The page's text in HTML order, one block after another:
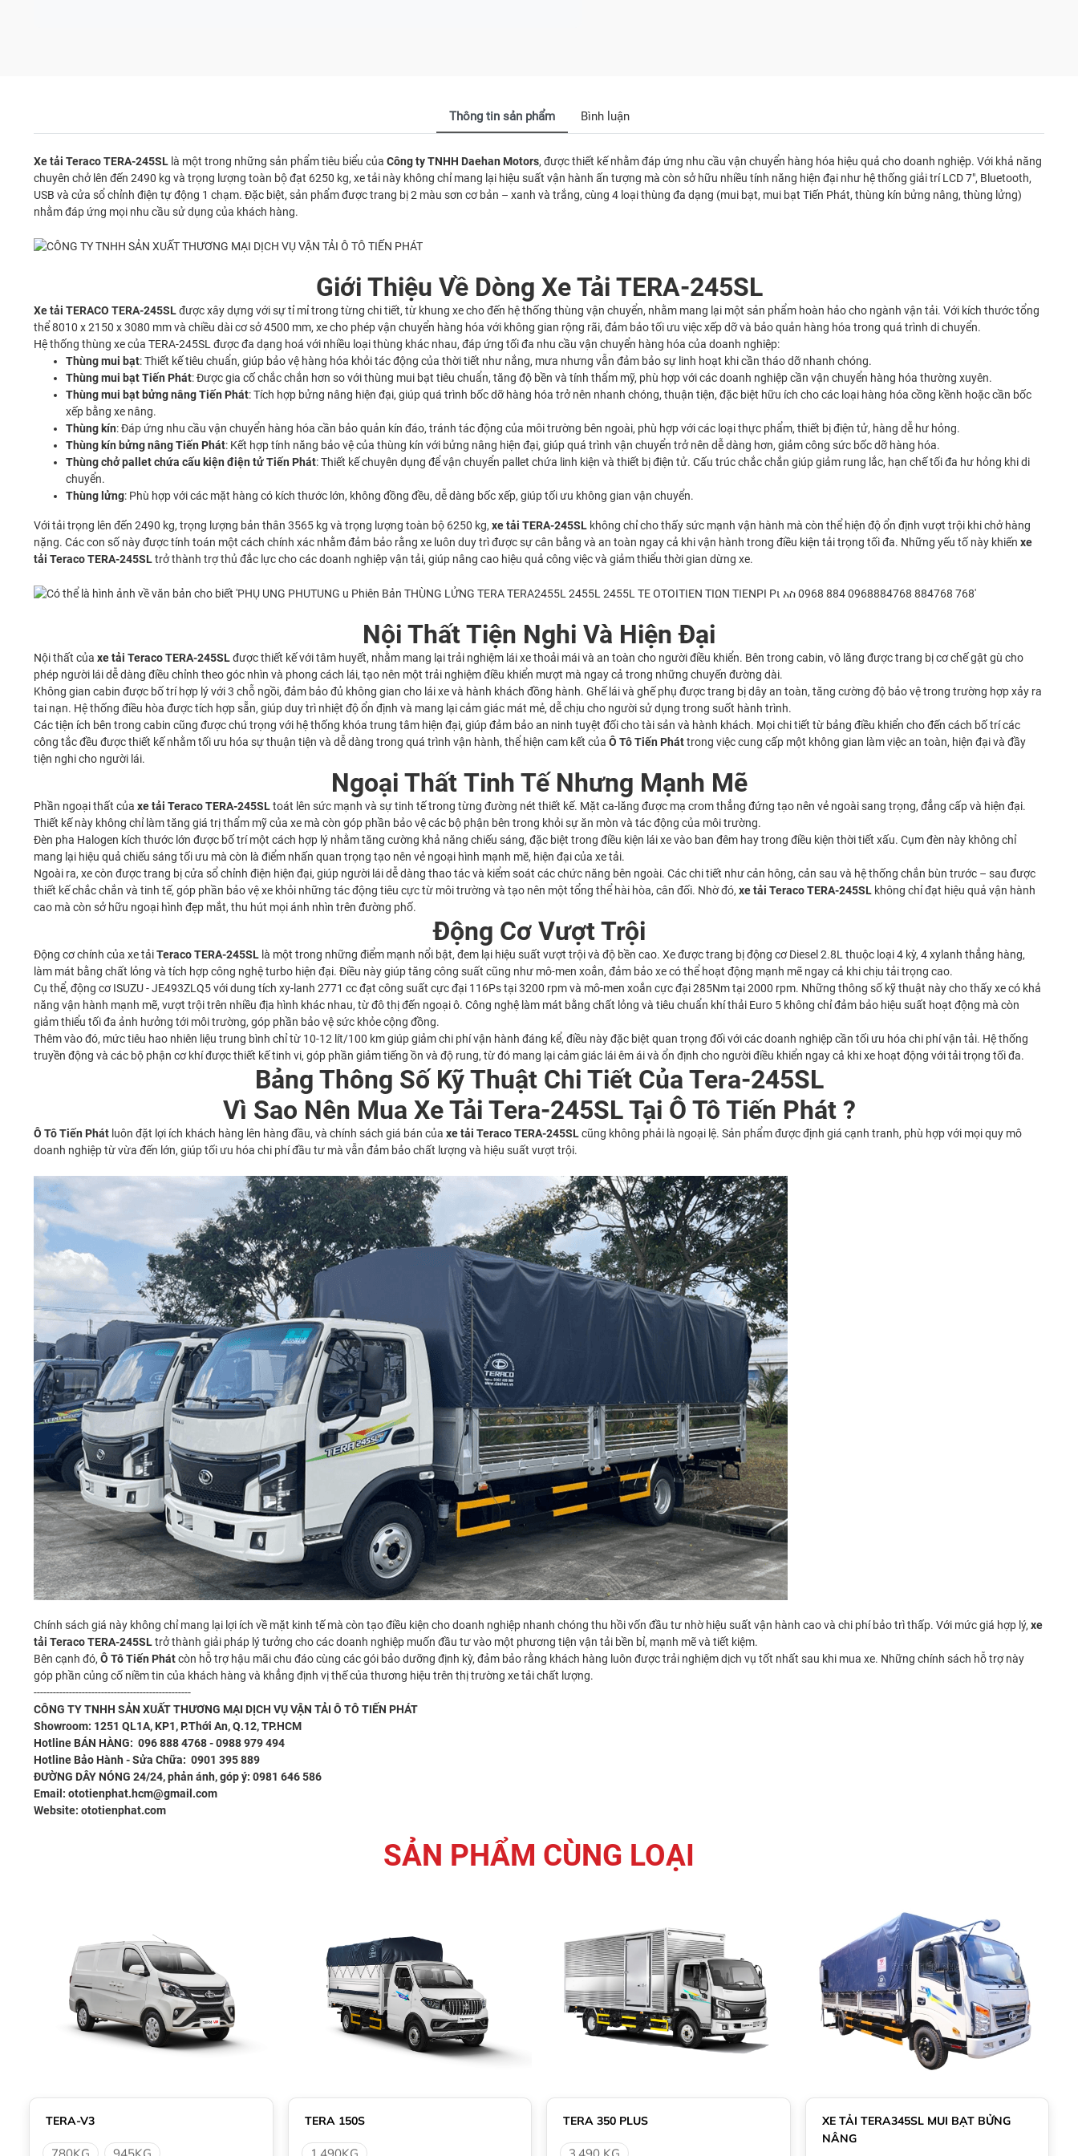
Thông tin sản phẩm Bình luận
Xe tải Teraco TERA-245SL là một trong những sản phẩm tiêu biểu của Công ty TNHH Daehan Motors, được thiết kế nhằm đáp ứng nhu cầu vận chuyển hàng hóa hiệu quả cho doanh nghiệp. Với khả năng
chuyên chở lên đến 2490 kg và trọng lượng toàn bộ đạt 6250 kg, xe tải này không chỉ mang lại hiệu suất vận hành ấn tượng mà còn sở hữu nhiều tính năng hiện đại như hệ thống giải trí LCD 7", Bluetooth,
USB và cửa sổ chỉnh điện tự động 1 chạm. Đặc biệt, sản phẩm được trang bị 2 màu sơn cơ bản – xanh và trắng, cùng 4 loại thùng đa dạng (mui bạt, mui bạt Tiến Phát, thùng kín bửng nâng, thùng lửng)
nhằm đáp ứng mọi nhu cầu sử dụng của khách hàng.
Giới Thiệu Về Dòng Xe Tải TERA-245SL
Xe tải TERACO TERA-245SLđược xây dựng với sự tỉ mỉ trong từng chi tiết, từ khung xe cho đến hệ thống thùng vận chuyển, nhằm mang lại một sản phẩm hoàn hảo cho ngành vận tải. Với kích thước tổng
thể 8010 x 2150 x 3080 mm và chiều dài cơ sở 4500 mm, xe cho phép vận chuyển hàng hóa với không gian rộng rãi, đảm bảo tối ưu việc xếp dỡ và bảo quản hàng hóa trong quá trình di chuyển.
Hệ thống thùng xe của TERA-245SL được đa dạng hoá với nhiều loại thùng khác nhau, đáp ứng tối đa nhu cầu vận chuyển hàng hóa của doanh nghiệp:
Thùng mui bạt: Thiết kế tiêu chuẩn, giúp bảo vệ hàng hóa khỏi tác động của thời tiết như nắng, mưa nhưng vẫn đảm bảo sự linh hoạt khi cần tháo dỡ nhanh chóng.
Thùng mui bạt Tiến Phát: Được gia cố chắc chắn hơn so với thùng mui bạt tiêu chuẩn, tăng độ bền và tính thẩm mỹ, phù hợp với các doanh nghiệp cần vận chuyển hàng hóa thường xuyên.
Thùng mui bạt bửng nâng Tiến Phát: Tích hợp bửng nâng hiện đại, giúp quá trình bốc dỡ hàng hóa trở nên nhanh chóng, thuận tiện, đặc biệt hữu ích cho các loại hàng hóa cồng kềnh hoặc cần bốc
xếp bằng xe nâng.
Thùng kín: Đáp ứng nhu cầu vận chuyển hàng hóa cần bảo quản kín đáo, tránh tác động của môi trường bên ngoài, phù hợp với các loại thực phẩm, thiết bị điện tử, hàng dễ hư hỏng.
Thùng kín bửng nâng Tiến Phát: Kết hợp tính năng bảo vệ của thùng kín với bửng nâng hiện đại, giúp quá trình vận chuyển trở nên dễ dàng hơn, giảm công sức bốc dỡ hàng hóa.
Thùng chở pallet chứa cấu kiện điện tử Tiến Phát: Thiết kế chuyên dụng để vận chuyển pallet chứa linh kiện và thiết bị điện tử. Cấu trúc chắc chắn giúp giảm rung lắc, hạn chế tối đa hư hỏng khi di
chuyển.
Thùng lửng: Phù hợp với các mặt hàng có kích thước lớn, không đồng đều, dễ dàng bốc xếp, giúp tối ưu không gian vận chuyển.
Với tải trọng lên đến 2490 kg, trọng lượng bản thân 3565 kg và trọng lượng toàn bộ 6250 kg, xe tải TERA-245SL không chỉ cho thấy sức mạnh vận hành mà còn thể hiện độ ổn định vượt trội khi chở hàng
nặng. Các con số này được tính toán một cách chính xác nhằm đảm bảo rằng xe luôn duy trì được sự cân bằng và an toàn ngay cả khi vận hành trong điều kiện tải trọng tối đa. Những yếu tố này khiến xe
tải Teraco TERA-245SLtrở thành trợ thủ đắc lực cho các doanh nghiệp vận tải, giúp nâng cao hiệu quả công việc và giảm thiểu thời gian dừng xe.
Nội Thất Tiện Nghi Và Hiện Đại
Nội thất của xe tải Teraco TERA-245SLđược thiết kế với tâm huyết, nhằm mang lại trải nghiệm lái xe thoải mái và an toàn cho người điều khiển. Bên trong cabin, vô lăng được trang bị cơ chế gật gù cho
phép người lái dễ dàng điều chỉnh theo góc nhìn và phong cách lái, tạo nên một trải nghiệm điều khiển mượt mà ngay cả trong những chuyến đường dài.
Không gian cabin được bố trí hợp lý với 3 chỗ ngồi, đảm bảo đủ không gian cho lái xe và hành khách đồng hành. Ghế lái và ghế phụ được trang bị dây an toàn, tăng cường độ bảo vệ trong trường hợp xảy ra
tai nạn. Hệ thống điều hòa được tích hợp sẵn, giúp duy trì nhiệt độ ổn định và mang lại cảm giác mát mẻ, dễ chịu cho người sử dụng trong suốt hành trình.
Các tiện ích bên trong cabin cũng được chú trọng với hệ thống khóa trung tâm hiện đại, giúp đảm bảo an ninh tuyệt đối cho tài sản và hành khách. Mọi chi tiết từ bảng điều khiển cho đến cách bố trí các
công tắc đều được thiết kế nhằm tối ưu hóa sự thuận tiện và dễ dàng trong quá trình vận hành, thể hiện cam kết của Ô Tô Tiến Pháttrong việc cung cấp một không gian làm việc an toàn, hiện đại và đầy
tiện nghi cho người lái.
Ngoại Thất Tinh Tế Nhưng Mạnh Mẽ
Phần ngoại thất của xe tải Teraco TERA-245SLtoát lên sức mạnh và sự tinh tế trong từng đường nét thiết kế. Mặt ca-lăng được mạ crom thẳng đứng tạo nên vẻ ngoài sang trọng, đẳng cấp và hiện đại.
Thiết kế này không chỉ làm tăng giá trị thẩm mỹ của xe mà còn góp phần bảo vệ các bộ phận bên trong khỏi sự ăn mòn và tác động của môi trường.
Đèn pha Halogen kích thước lớn được bố trí một cách hợp lý nhằm tăng cường khả năng chiếu sáng, đặc biệt trong điều kiện lái xe vào ban đêm hay trong điều kiện thời tiết xấu. Cụm đèn này không chỉ
mang lại hiệu quả chiếu sáng tối ưu mà còn là điểm nhấn quan trọng tạo nên vẻ ngoại hình mạnh mẽ, hiện đại của xe tải.
Ngoài ra, xe còn được trang bị cửa sổ chỉnh điện hiện đại, giúp người lái dễ dàng thao tác và kiểm soát các chức năng bên ngoài. Các chi tiết như cản hông, cản sau và hệ thống chắn bùn trước – sau được
thiết kế chắc chắn và tinh tế, góp phần bảo vệ xe khỏi những tác động tiêu cực từ môi trường và tạo nên một tổng thể hài hòa, cân đối. Nhờ đó, xe tải Teraco TERA-245SL không chỉ đạt hiệu quả vận hành
cao mà còn sở hữu ngoại hình đẹp mắt, thu hút mọi ánh nhìn trên đường phố.
Động Cơ Vượt Trội
Động cơ chính của xe tảiTeraco TERA-245SL là một trong những điểm mạnh nổi bật, đem lại hiệu suất vượt trội và độ bền cao. Xe được trang bị động cơ Diesel 2.8L thuộc loại 4 kỳ, 4 xylanh thẳng hàng,
làm mát bằng chất lỏng và tích hợp công nghệ turbo hiện đại. Điều này giúp tăng công suất cũng như mô-men xoắn, đảm bảo xe có thể hoạt động mạnh mẽ ngay cả khi chịu tải trọng cao.
Cụ thể, động cơ ISUZU - JE493ZLQ5 với dung tích xy-lanh 2771 cc đạt công suất cực đại 116Ps tại 3200 rpm và mô-men xoắn cực đại 285Nm tại 2000 rpm. Những thông số kỹ thuật này cho thấy xe có khả
năng vận hành mạnh mẽ, vượt trội trên nhiều địa hình khác nhau, từ đô thị đến ngoại ô. Công nghệ làm mát bằng chất lỏng và tiêu chuẩn khí thải Euro 5 không chỉ đảm bảo hiệu suất hoạt động mà còn
giảm thiểu tối đa ảnh hưởng tới môi trường, góp phần bảo vệ sức khỏe cộng đồng.
Thêm vào đó, mức tiêu hao nhiên liệu trung bình chỉ từ 10-12 lít/100 km giúp giảm chi phí vận hành đáng kể, điều này đặc biệt quan trọng đối với các doanh nghiệp cần tối ưu hóa chi phí vận tải. Hệ thống
truyền động và các bộ phận cơ khí được thiết kế tinh vi, góp phần giảm tiếng ồn và độ rung, từ đó mang lại cảm giác lái êm ái và ổn định cho người điều khiển ngay cả khi xe hoạt động với tải trọng tối đa.
Bảng Thông Số Kỹ Thuật Chi Tiết Của Tera-245SL
Vì Sao Nên Mua Xe Tải Tera-245SL Tại Ô Tô Tiến Phát ?
Ô Tô Tiến Phát luôn đặt lợi ích khách hàng lên hàng đầu, và chính sách giá bán của xe tải Teraco TERA-245SLcũng không phải là ngoại lệ. Sản phẩm được định giá cạnh tranh, phù hợp với mọi quy mô
doanh nghiệp từ vừa đến lớn, giúp tối ưu hóa chi phí đầu tư mà vẫn đảm bảo chất lượng và hiệu suất vượt trội.
Chính sách giá này không chỉ mang lại lợi ích về mặt kinh tế mà còn tạo điều kiện cho doanh nghiệp nhanh chóng thu hồi vốn đầu tư nhờ hiệu suất vận hành cao và chi phí bảo trì thấp. Với mức giá hợp lý, xe
tải Teraco TERA-245SLtrở thành giải pháp lý tưởng cho các doanh nghiệp muốn đầu tư vào một phương tiện vận tải bền bỉ, mạnh mẽ và tiết kiệm.
Bên cạnh đó, Ô Tô Tiến Phátcòn hỗ trợ hậu mãi chu đáo cùng các gói bảo dưỡng định kỳ, đảm bảo rằng khách hàng luôn được trải nghiệm dịch vụ tốt nhất sau khi mua xe. Những chính sách hỗ trợ này
góp phần củng cố niềm tin của khách hàng và khẳng định vị thế của thương hiệu trên thị trường xe tải chất lượng.
-------------------------------------------------
CÔNG TY TNHH SẢN XUẤT THƯƠNG MẠI DỊCH VỤ VẬN TẢI Ô TÔ TIẾN PHÁT
Showroom: 1251 QL1A, KP1, P.Thới An, Q.12, TP.HCM
Hotline BÁN HÀNG: 096 888 4768 - 0988 979 494
Hotline Bảo Hành - Sửa Chữa: 0901 395 889
ĐƯỜNG DÂY NÓNG 24/24, phản ánh, góp ý: 0981 646 586
Email: ototienphat.hcm@gmail.com
Website: ototienphat.com
SẢN PHẨM CÙNG LOẠI
TERA-V3 TERA 150S TERA 350 PLUS
XE TẢI TERA345SL MUI BẠT BỬNG
NÂNG